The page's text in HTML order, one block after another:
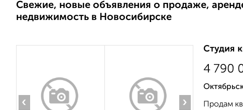
Свежие, новые объявления о продаже,
недвижимость в Новосибирске
‹ ›
Студия
4 790
Продам